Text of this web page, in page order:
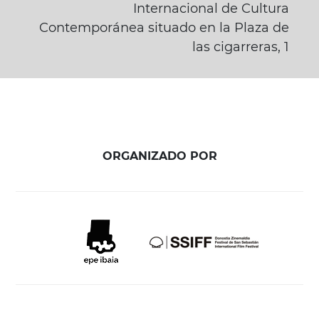
Internacional de Cultura
Contemporánea situado en la Plaza de
las cigarreras, 1
ORGANIZADO POR